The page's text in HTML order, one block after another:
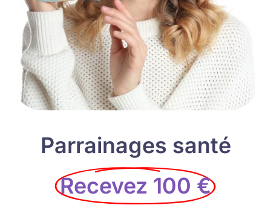
Parrainages santé
Recevez 100 €